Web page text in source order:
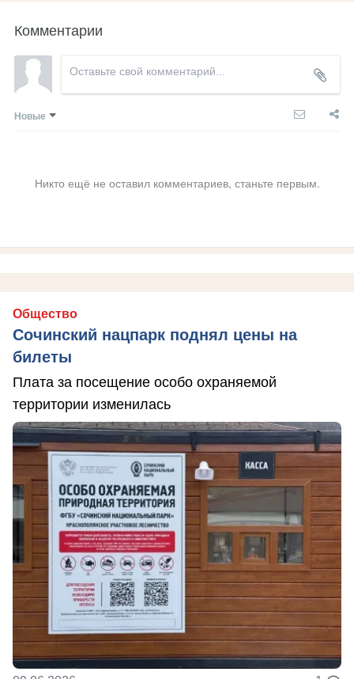
Комментарии
Новые
Никто ещё не оставил комментариев, станьте первым.
Общество
Сочинский нацпарк поднял цены на
билеты
Плата за посещение особо охраняемой
территории изменилась